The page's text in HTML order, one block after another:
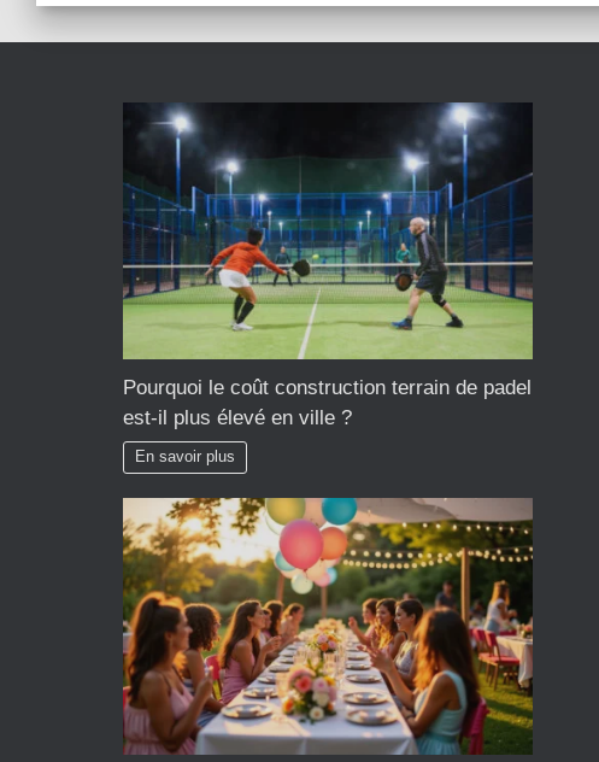
Pourquoi le coût construction terrain de padel
est-il plus élevé en ville ?
En savoir plus